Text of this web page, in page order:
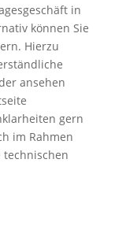
in
können Sie
Hierzu
ansehen
gern
im Rahmen